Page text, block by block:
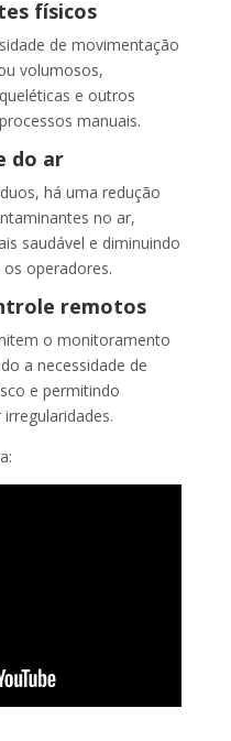
físicos
de movimentação
volumosos,
e outros
manuais.
do ar
há uma redução
no ar,
saudável e diminuindo
operadores.
remotos
o monitoramento
a necessidade de
e permitindo